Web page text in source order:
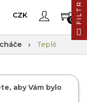
CZK
0
Teplé
aby Vám bylo
FILTR